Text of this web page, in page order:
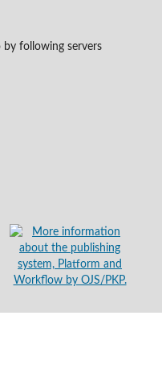
by following servers